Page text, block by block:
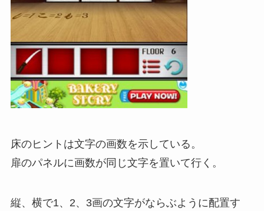
床のヒントは文字の画数を示している。
扉のパネルに画数が同じ文字を置いて行く。
縦、横で1、2、3画の文字がならぶように配置す